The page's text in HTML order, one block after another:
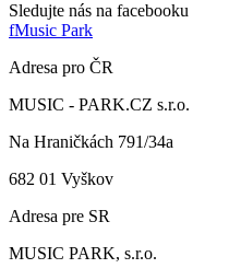
Sledujte nás na facebooku
fMusic Park
Adresa pro ČR
MUSIC - PARK.CZ s.r.o.
Na Hraničkách 791/34a
682 01 Vyškov
Adresa pre SR
MUSIC PARK, s.r.o.